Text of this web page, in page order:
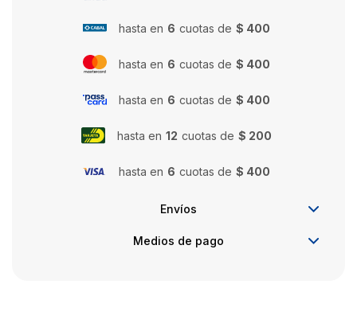
hasta en 6 cuotas de $ 400
hasta en 6 cuotas de $ 400
hasta en 6 cuotas de $ 400
hasta en 12 cuotas de $ 200
hasta en 6 cuotas de $ 400
Envíos
Medios de pago